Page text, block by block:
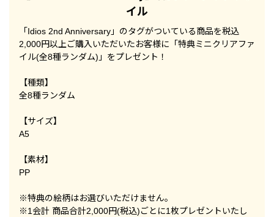
イル
「Idios 2nd Anniversary」のタグがついている商品を税込
2,000円以上ご購入いただいたお客様に「特典ミニクリアファ
イル(全8種ランダム)」をプレゼント！
【種類】
全8種ランダム
【サイズ】
A5
【素材】
PP
※特典の絵柄はお選びいただけません。
※1会計 商品合計2,000円(税込)ごとに1枚プレゼントいたし